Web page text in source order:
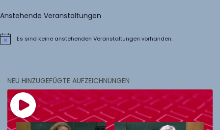
Anstehende Veranstaltungen
HinweisEs sind keine anstehenden Veranstaltungen vorhanden.
NEU HINZUGEFÜGTE AUFZEICHNUNGEN